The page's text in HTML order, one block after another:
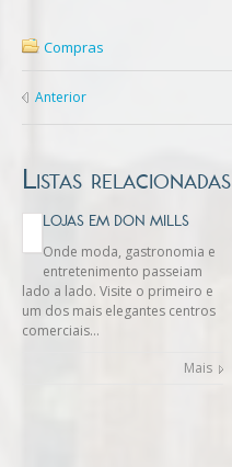
Compras
Anterior
Listas relacionadas
LOJAS EM DON MILLS
Onde moda, gastronomia e
entretenimento passeiam
lado a lado. Visite o primeiro e
um dos mais elegantes centros
comerciais…
Mais